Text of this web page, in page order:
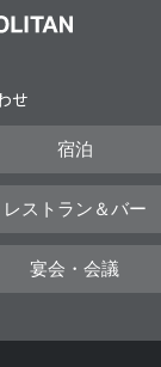
せ
宿泊
レストラン＆バー
宴会・会議